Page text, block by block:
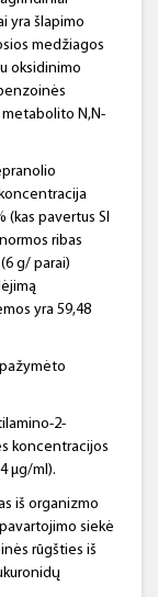
yra šlapimo
medžiagos
oksidinimo
N,N-
(kas pavertus SI
ribas
g/ parai)
yra 59,48
2-
koncentracijos
μg/ml).
iš organizmo
siekė
rūgšties iš